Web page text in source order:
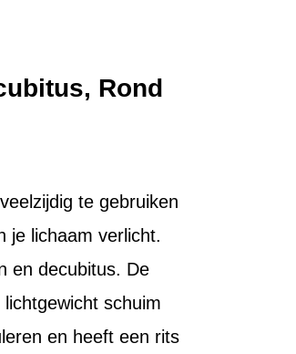
Rond
te gebruiken
je lichaam verlicht.
en decubitus. De
schuim
en heeft een rits